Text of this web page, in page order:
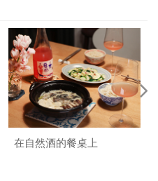
在自然酒的餐桌上